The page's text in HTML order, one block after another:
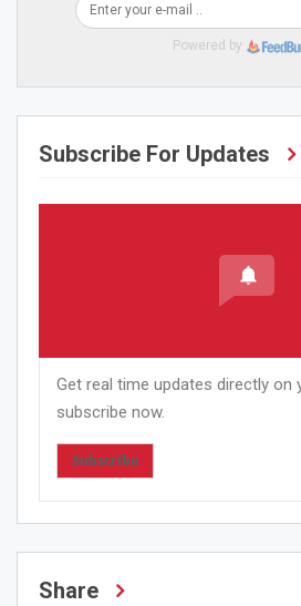
Powered by
Subscribe For Updates
Get real time updates directly on
subscribe now.
Subscribe
Share